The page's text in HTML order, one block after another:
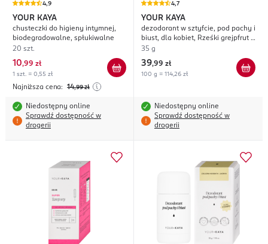
4,9
YOUR KAYA
chusteczki do higieny intymnej,
biodegradowalne, spłukiwalne
20 szt.
10,99 zł
1 szt. = 0,55 zł
Najniższa cena: 14,99 zł
Niedostępny online
Sprawdź dostępność w
drogerii
4,7
YOUR KAYA
dezodorant w sztyfcie, pod pachy i
biust, dla kobiet, Rześki grejpfrut i
Kwiat pomarańczy
35 g
39,99 zł
100 g = 114,26 zł
Niedostępny online
Sprawdź dostępność w
drogerii